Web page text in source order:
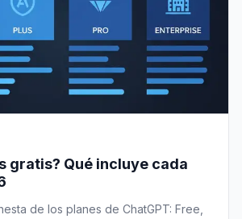
gratis? Qué incluye cada
de los planes de ChatGPT: Free,